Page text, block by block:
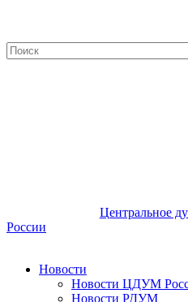
Центральное
России
Новости
Новости ЦДУМ
Новости РДУМ